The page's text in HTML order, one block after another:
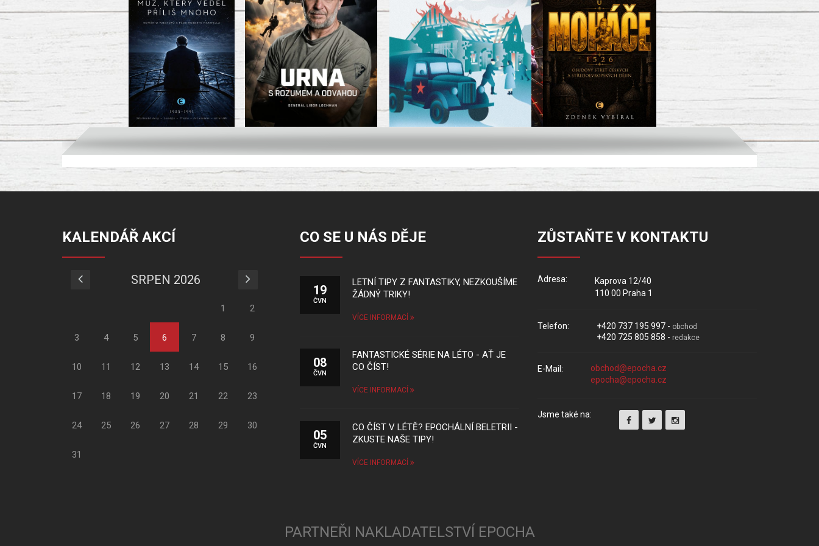
KALENDÁŘ AKCÍ
SRPEN 2026
1 2
3 4 5 6 7 8 9
10 11 12 13 14 15 16
17 18 19 20 21 22 23
24 25 26 27 28 29 30
31
CO SE U NÁS DĚJE
19
ČVN
LETNÍ TIPY Z FANTASTIKY, NEZKOUŠÍME
ŽÁDNÝ TRIKY!
VÍCE INFORMACÍ
08
ČVN
FANTASTICKÉ SÉRIE NA LÉTO - AŤ JE
CO ČÍST!
VÍCE INFORMACÍ
05
ČVN
CO ČÍST V LÉTĚ? EPOCHÁLNÍ BELETRII -
ZKUSTE NAŠE TIPY!
VÍCE INFORMACÍ
ZŮSTAŇTE V KONTAKTU
Adresa:
Kaprova 12/40
110 00 Praha 1
Telefon: +420 737 195 997 - obchod
+420 725 805 858 - redakce
E-Mail:
Jsme také na:
PARTNEŘI NAKLADATELSTVÍ EPOCHA